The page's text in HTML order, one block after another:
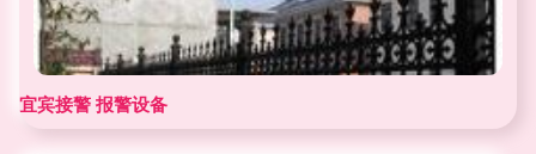
宜宾接警 报警设备